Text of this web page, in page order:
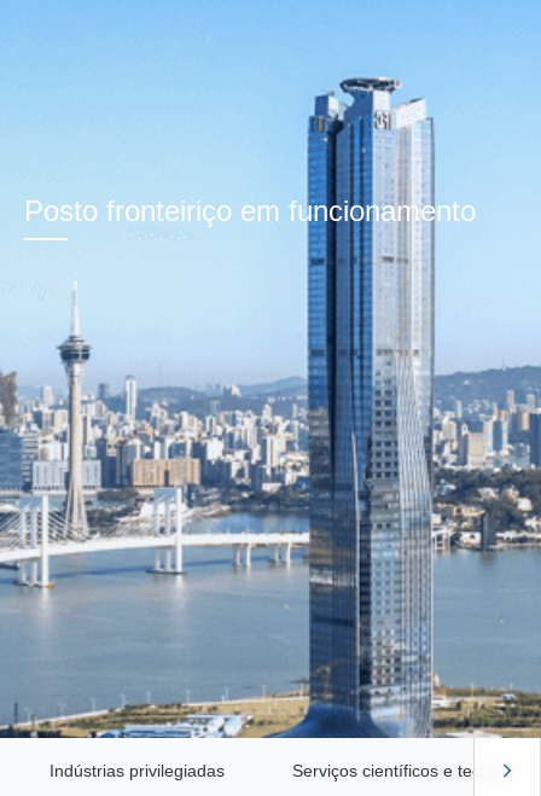
Posto fronteiriço em funcionamento
Indústrias privilegiadas Serviços científicos e